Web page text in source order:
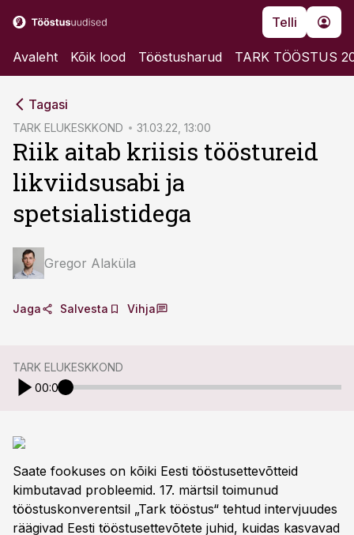
Telli
Avaleht Kõik lood Tööstusharud TARK TÖÖSTUS
Tagasi
TARK ELUKESKKOND 31.03.22, 13:00
Riik aitab kriisis tööstureid
likviidsusabi ja
spetsialistidega
Gregor Alaküla
Jaga Salvesta Vihja
TARK ELUKESKKOND
00:00
Saate fookuses on kõiki Eesti tööstusettevõtteid
kimbutavad probleemid. 17. märtsil toimunud
tööstuskonverentsil „Tark tööstus“ tehtud intervjuudes
räägivad Eesti tööstusettevõtete juhid, kuidas kasvavad